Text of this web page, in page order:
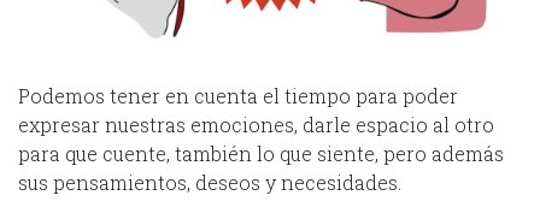
Podemos tener en cuenta el tiempo para poder
expresar nuestras emociones, darle espacio al otro
para que cuente, también lo que siente, pero además
sus pensamientos, deseos y necesidades.